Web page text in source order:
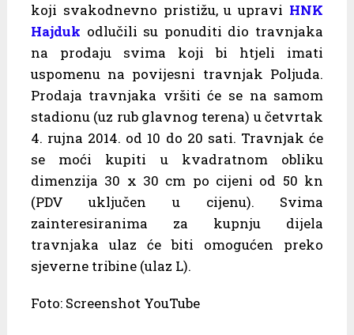
koji svakodnevno pristižu, u upravi HNK
Hajduk odlučili su ponuditi dio travnjaka
na prodaju svima koji bi htjeli imati
uspomenu na povijesni travnjak Poljuda.
Prodaja travnjaka vršiti će se na samom
stadionu (uz rub glavnog terena) u četvrtak
4. rujna 2014. od 10 do 20 sati. Travnjak će
se moći kupiti u kvadratnom obliku
dimenzija 30 x 30 cm po cijeni od 50 kn
(PDV uključen u cijenu). Svima
zainteresiranima za kupnju dijela
travnjaka ulaz će biti omogućen preko
sjeverne tribine (ulaz L).
Foto: Screenshot YouTube